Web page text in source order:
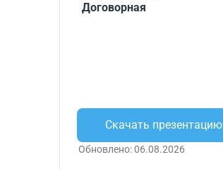
Договорная
Скачать презентацию
Обновлено: 06.08.2026